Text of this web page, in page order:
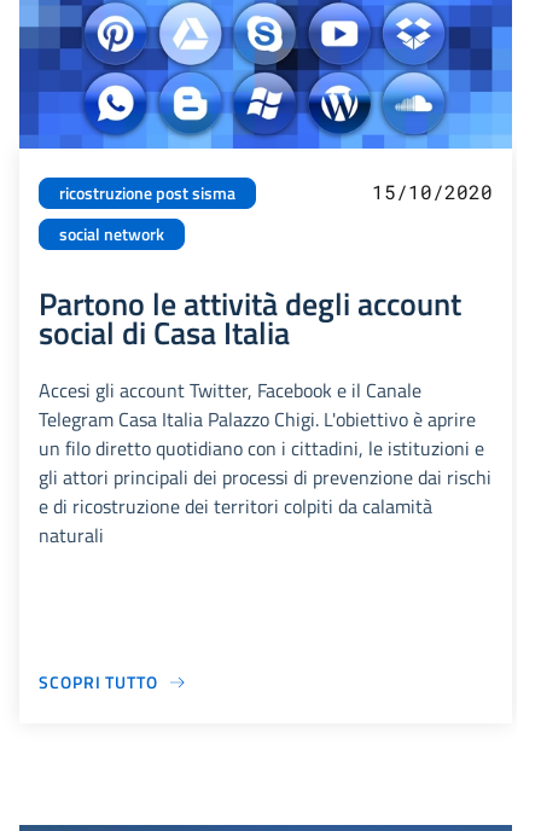
ricostruzione post sisma
social network
15/10/2020
Partono le attività degli account
social di Casa Italia
Accesi gli account Twitter, Facebook e il Canale
Telegram Casa Italia Palazzo Chigi. L'obiettivo è aprire
un filo diretto quotidiano con i cittadini, le istituzioni e
gli attori principali dei processi di prevenzione dai rischi
e di ricostruzione dei territori colpiti da calamità
naturali
SCOPRI TUTTO